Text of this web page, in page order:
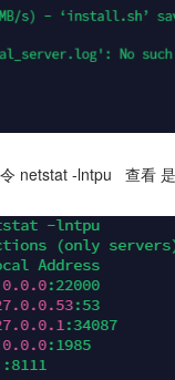
netstat -lntpu 查看